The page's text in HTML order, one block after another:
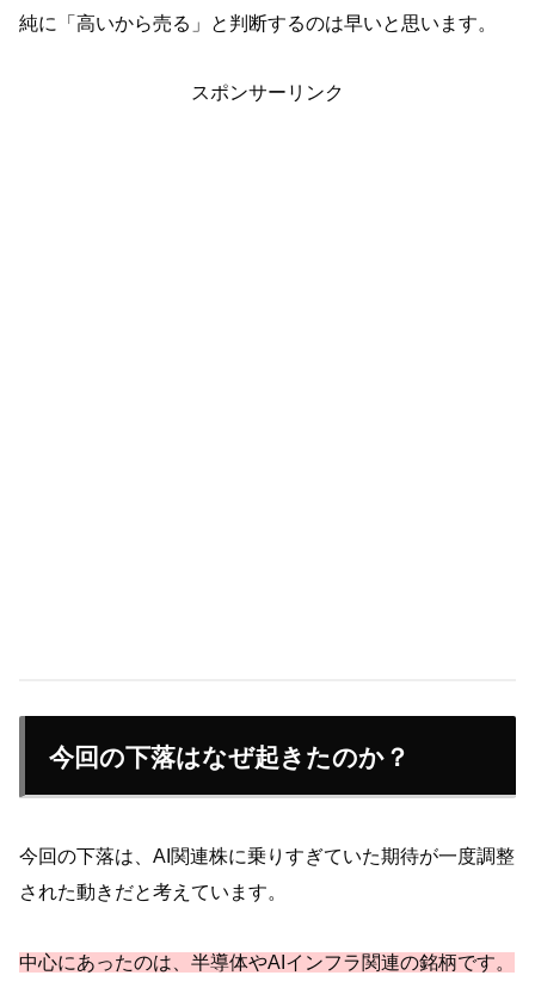
純に「高いから売る」と判断するのは早いと思います。
スポンサーリンク
今回の下落はなぜ起きたのか？
今回の下落は、AI関連株に乗りすぎていた期待が一度調整
された動きだと考えています。
中心にあったのは、半導体やAIインフラ関連の銘柄です。